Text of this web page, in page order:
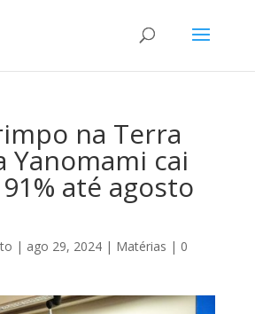
na Terra
Yanomami cai
até agosto
| ago 29, 2024| Matérias | 0